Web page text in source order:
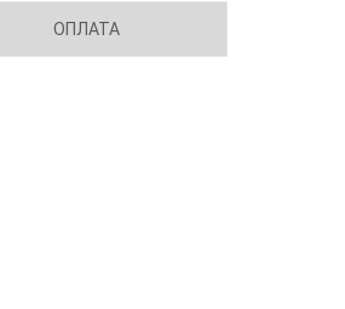
ОПЛАТА